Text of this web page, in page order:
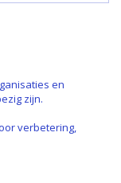
en
zijn.
verbetering,